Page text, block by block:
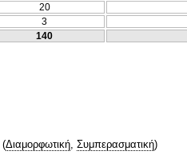
20
3
140
(Διαμορφωτική, Συμπερασματική)